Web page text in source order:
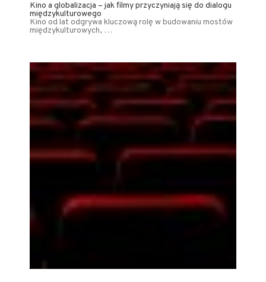
Kino a globalizacja – jak filmy przyczyniają się do dialogu
międzykulturowego
Kino od lat odgrywa kluczową rolę w budowaniu mostów
międzykulturowych, …